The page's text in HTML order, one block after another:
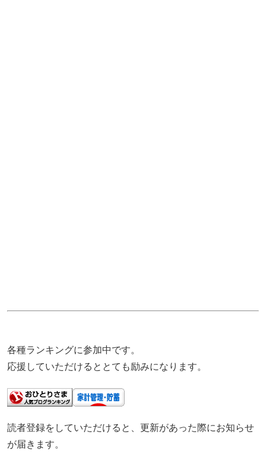
各種ランキングに参加中です。
応援していただけるととても励みになります。
読者登録をしていただけると、更新があった際にお知らせ
が届きます。